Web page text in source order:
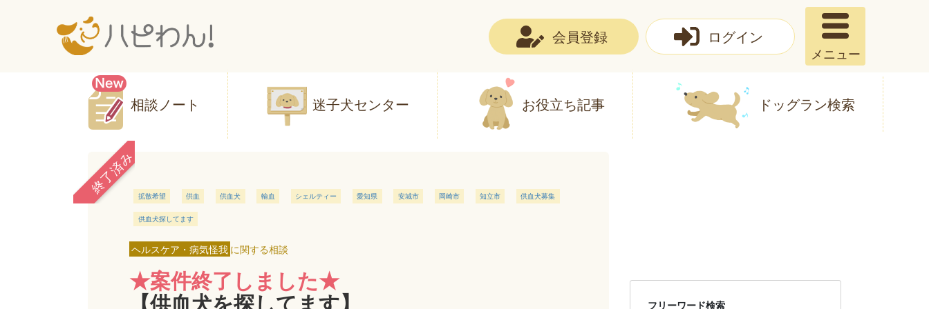
会員登録 ログイン
メニュー
相談ノート 迷子犬センター お役立ち記事 ドッグラン検索
終了済み 拡散希望 供血 供血犬 輸血 シェルティー 愛知県 安城市 岡崎市 知立市 供血犬募集
供血犬探してます
ヘルスケア・病気怪我 に関する相談
★案件終了しました★
【供血犬を探してます】 フリーワード検索